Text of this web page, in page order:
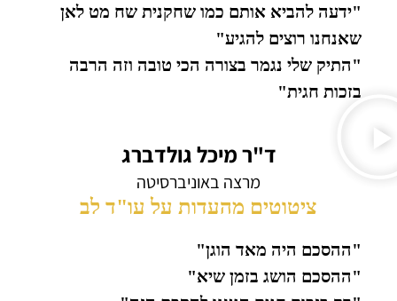
"ידעה להביא אותם כמו שחקנית שח מט לאן
שאנחנו רוצים להגיע"
"התיק שלי נגמר בצורה הכי טובה וזה הרבה
בזכות חגית"
ד"ר מיכל גולדברג
מרצה באוניברסיטה
ציטוטים מהעדות על עו"ד לב
"ההסכם היה מאד הוגן"
"ההסכם הושג בזמן שיא"